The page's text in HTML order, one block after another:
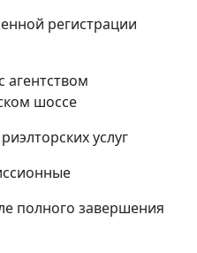
регистрации
агентством
шоссе
услуг
полного завершения